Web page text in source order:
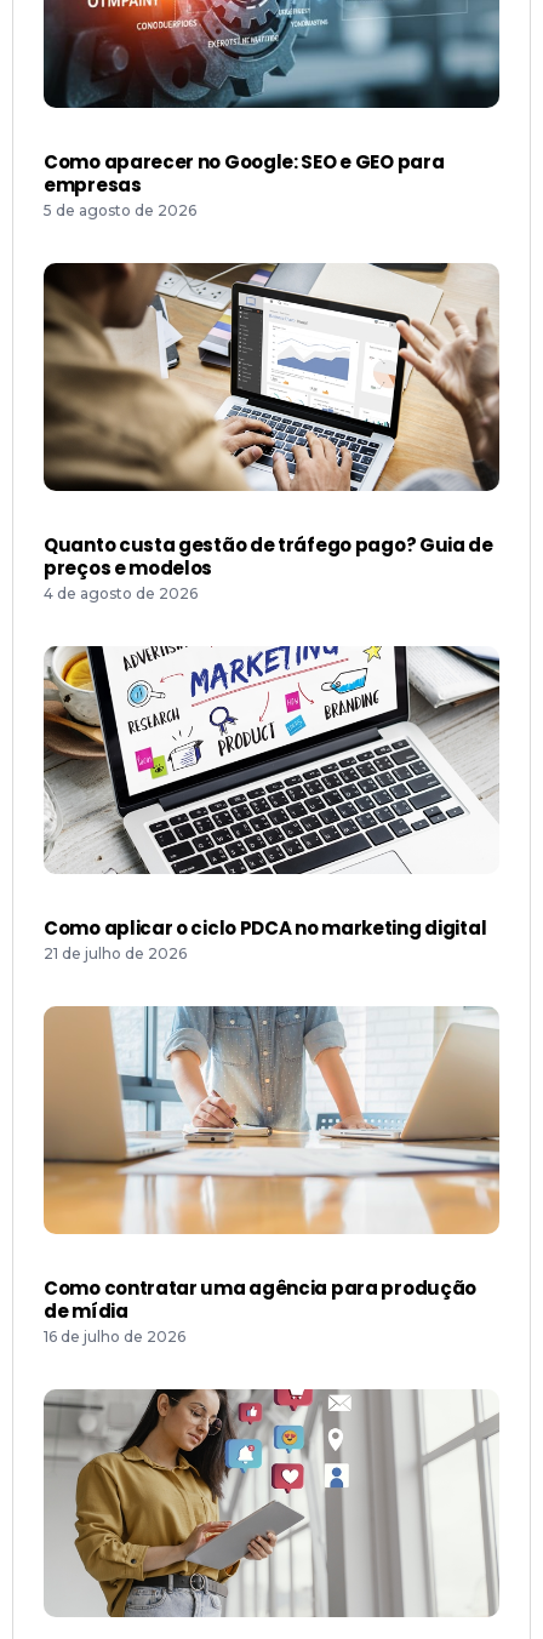
Como aparecer no Google: SEO e GEO para
empresas
5 de agosto de 2026
Quanto custa gestão de tráfego pago? Guia de
preços e modelos
4 de agosto de 2026
Como aplicar o ciclo PDCA no marketing digital
21 de julho de 2026
Como contratar uma agência para produção
de mídia
16 de julho de 2026